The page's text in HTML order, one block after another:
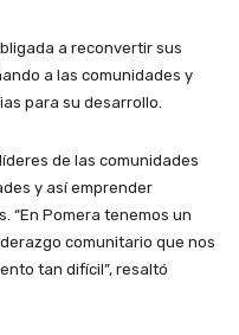
a reconvertir sus
a las comunidades y
para su desarrollo.
de las comunidades
y así emprender
“En Pomera tenemos un
comunitario que nos
tan difícil”, resaltó